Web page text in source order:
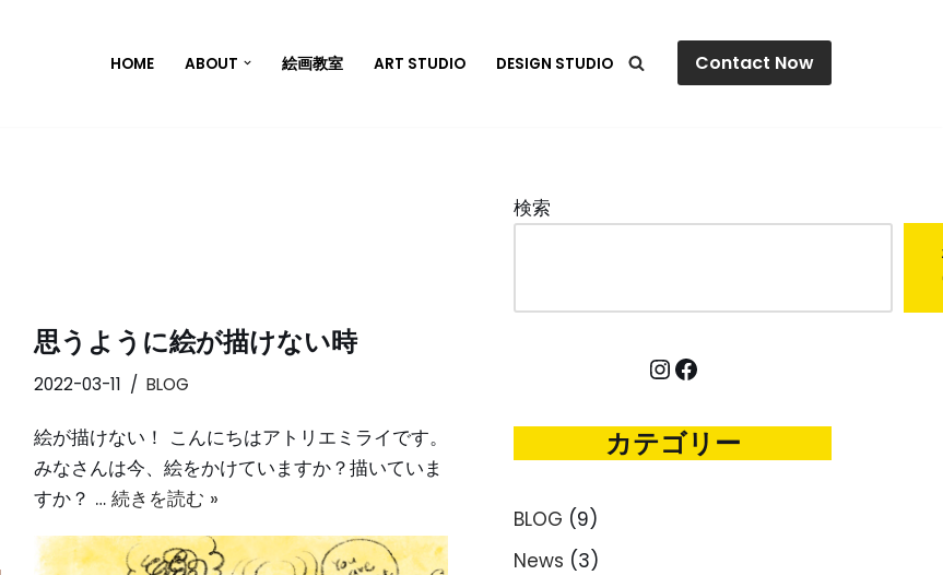
HOME ABOUT 絵画教室 ART STUDIO DESIGN STUDIO Contact Now
思うように絵が描けない時
2022-03-11 BLOG
絵が描けない！ こんにちはアトリエミライです。
みなさんは今、絵をかけていますか？描いていま
すか？ … 続きを読む »
検索
カテゴリー
BLOG (9)
News (3)